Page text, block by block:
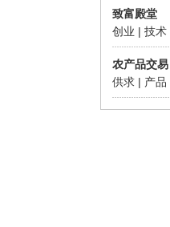
致富殿堂
创业 | 技术
农产品交易
供求 | 产品